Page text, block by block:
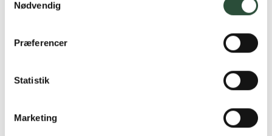
Nødvendig
Præferencer
Statistik
Marketing